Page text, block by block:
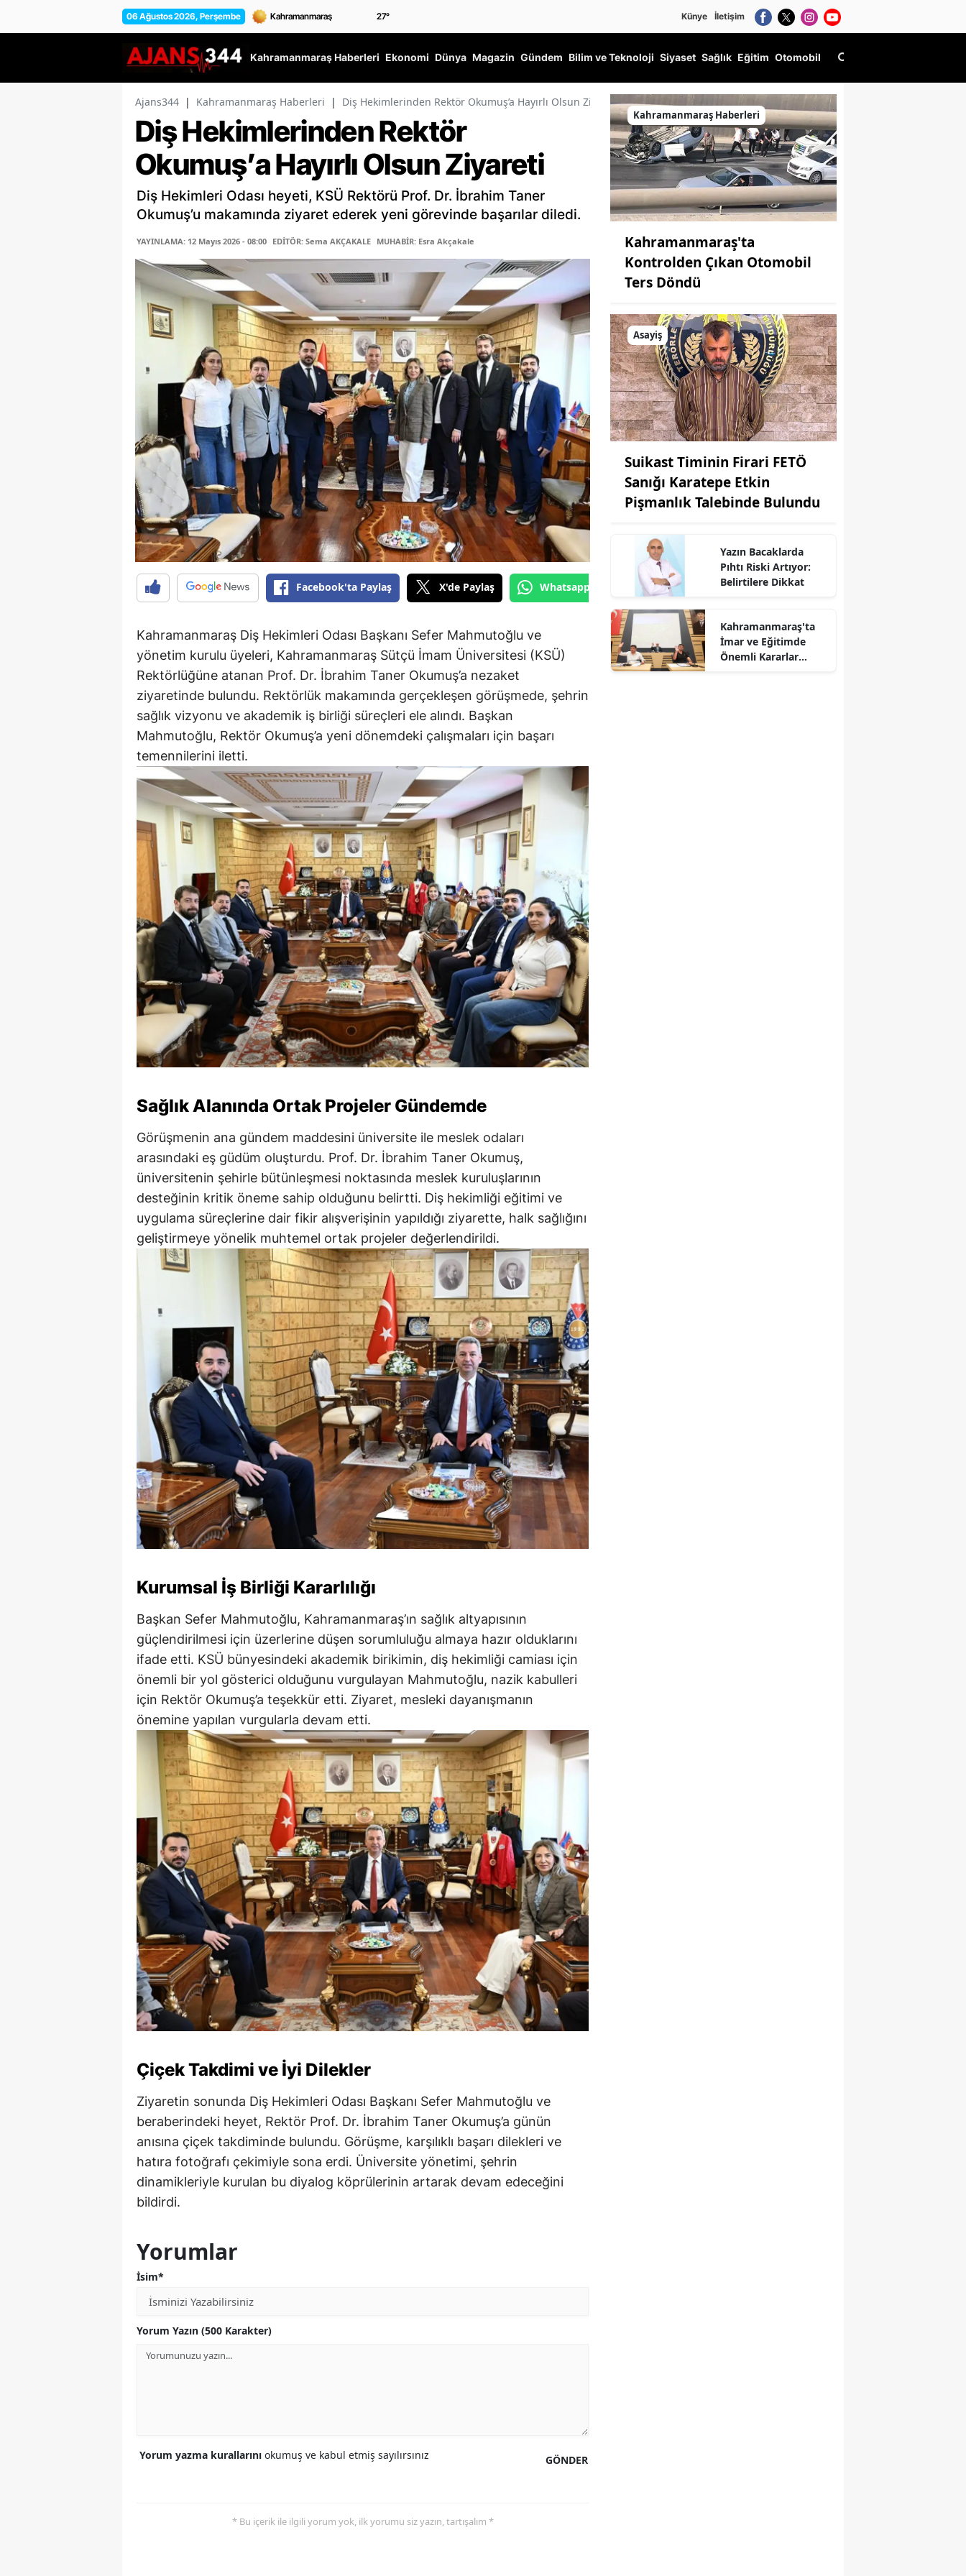
06 Ağustos 2026, Perşembe 27° Künye İletişim
Kahramanmaraş Haberleri Ekonomi Dünya Magazin Gündem Bilim ve Teknoloji Siyaset Sağlık Eğitim Otomobil
Ajans344 | Kahramanmaraş Haberleri | Diş Hekimlerinden Rektör Okumuş’a Hayırlı Olsun Ziyareti
Diş Hekimlerinden Rektör
Okumuş’a Hayırlı Olsun Ziyareti
Diş Hekimleri Odası heyeti, KSÜ Rektörü Prof. Dr. İbrahim Taner
Okumuş’u makamında ziyaret ederek yeni görevinde başarılar diledi.
YAYINLAMA: 12 Mayıs 2026 - 08:00 EDİTÖR: Sema AKÇAKALE MUHABİR: Esra Akçakale
Facebook'ta Paylaş X'de Paylaş Whatsapp'tan Gönder
Kahramanmaraş Diş Hekimleri Odası Başkanı Sefer Mahmutoğlu ve
yönetim kurulu üyeleri, Kahramanmaraş Sütçü İmam Üniversitesi (KSÜ)
Rektörlüğüne atanan Prof. Dr. İbrahim Taner Okumuş’a nezaket
ziyaretinde bulundu. Rektörlük makamında gerçekleşen görüşmede, şehrin
sağlık vizyonu ve akademik iş birliği süreçleri ele alındı. Başkan
Mahmutoğlu, Rektör Okumuş’a yeni dönemdeki çalışmaları için başarı
temennilerini iletti.
Sağlık Alanında Ortak Projeler Gündemde
Görüşmenin ana gündem maddesini üniversite ile meslek odaları
arasındaki eş güdüm oluşturdu. Prof. Dr. İbrahim Taner Okumuş,
üniversitenin şehirle bütünleşmesi noktasında meslek kuruluşlarının
desteğinin kritik öneme sahip olduğunu belirtti. Diş hekimliği eğitimi ve
uygulama süreçlerine dair fikir alışverişinin yapıldığı ziyarette, halk sağlığını
geliştirmeye yönelik muhtemel ortak projeler değerlendirildi.
Kurumsal İş Birliği Kararlılığı
Başkan Sefer Mahmutoğlu, Kahramanmaraş’ın sağlık altyapısının
güçlendirilmesi için üzerlerine düşen sorumluluğu almaya hazır olduklarını
ifade etti. KSÜ bünyesindeki akademik birikimin, diş hekimliği camiası için
önemli bir yol gösterici olduğunu vurgulayan Mahmutoğlu, nazik kabulleri
için Rektör Okumuş’a teşekkür etti. Ziyaret, mesleki dayanışmanın
önemine yapılan vurgularla devam etti.
Çiçek Takdimi ve İyi Dilekler
Ziyaretin sonunda Diş Hekimleri Odası Başkanı Sefer Mahmutoğlu ve
beraberindeki heyet, Rektör Prof. Dr. İbrahim Taner Okumuş’a günün
anısına çiçek takdiminde bulundu. Görüşme, karşılıklı başarı dilekleri ve
hatıra fotoğrafı çekimiyle sona erdi. Üniversite yönetimi, şehrin
dinamikleriyle kurulan bu diyalog köprülerinin artarak devam edeceğini
bildirdi.
Yorumlar
İsim*
Yorum Yazın (500 Karakter)
GÖNDER
Yorum yazma kurallarını okumuş ve kabul etmiş sayılırsınız
* Bu içerik ile ilgili yorum yok, ilk yorumu siz yazın, tartışalım *
Kahramanmaraş Haberleri
Kahramanmaraş'ta
Kontrolden Çıkan Otomobil
Ters Döndü
Asayiş
Suikast Timinin Firari FETÖ
Sanığı Karatepe Etkin
Pişmanlık Talebinde Bulundu
Yazın Bacaklarda
Pıhtı Riski Artıyor:
Belirtilere Dikkat
Kahramanmaraş'ta
İmar ve Eğitimde
Önemli Kararlar